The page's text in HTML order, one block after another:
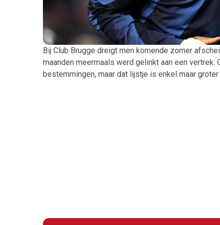
Bij Club Brugge dreigt men komende zomer
maanden meermaals werd gelinkt aan een
bestemmingen, maar dat lijstje is enkel maar